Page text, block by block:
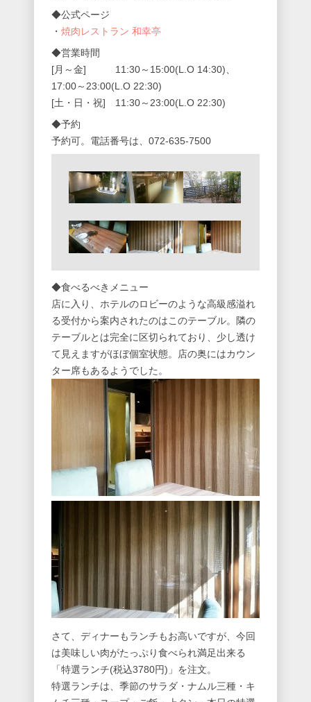
◆公式ページ
・ 焼肉レストラン 和幸亭
◆営業時間
[月～金] 11:30～15:00(L.O 14:30)、
17:00～23:00(L.O 22:30)
[土・日・祝] 11:30～23:00(L.O 22:30)
◆予約
予約可。電話番号は、072-635-7500
◆食べるべきメニュー
店に入り、ホテルのロビーのような高級感溢れ
る受付から案内されたのはこのテーブル。隣の
テーブルとは完全に区切られており、少し透け
て見えますがほぼ個室状態。店の奥にはカウン
ター席もあるようでした。
さて、ディナーもランチもお高いですが、今回
は美味しい肉がたっぷり食べられ満足出来る
「特選ランチ(税込3780円)」を注文。
特選ランチは、季節のサラダ・ナムル三種・キ